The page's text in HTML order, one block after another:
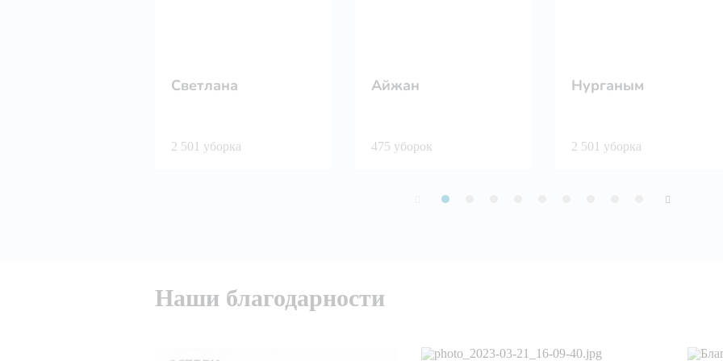
Светлана
2 501 уборка
Айжан
475 уборок
Нурганым
2 501 уборка
Наши благодарности